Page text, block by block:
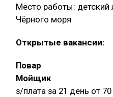
Место работы: детский
Чёрного моря
Открытые вакансии:
Повар
Мойщик
з/плата за 21 день от